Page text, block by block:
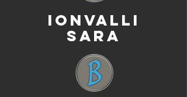
IONVALLI
SARA